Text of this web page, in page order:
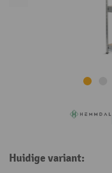
Huidige variant: